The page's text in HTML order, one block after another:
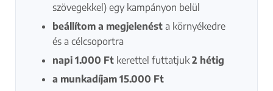
szövegekkel) egy kampányon belül
beállítom a megjelenést a környékedre
és a célcsoportra
napi 1.000 Ft kerettel futtatjuk 2 hétig
a munkadíjam 15.000 Ft